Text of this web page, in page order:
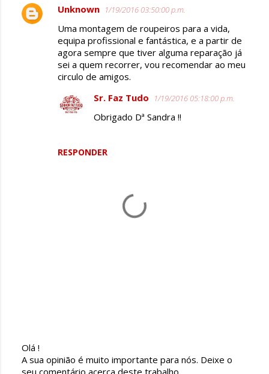
C
Unknown 1/19/2016 03:50:00 p.m.
Uma montagem de roupeiros para a vida,
equipa profissional e fantástica, e a partir de
agora sempre que tiver alguma reparação já
sei a quem recorrer, vou recomendar ao meu
circulo de amigos.
RESPONDER
Sr. Faz Tudo 1/19/2016 05:18:00 p.m.
Obrigado Dª Sandra !!
E
n
Olá !
A sua opinião é muito importante para nós. Deixe o
seu comentário acerca deste trabalho.